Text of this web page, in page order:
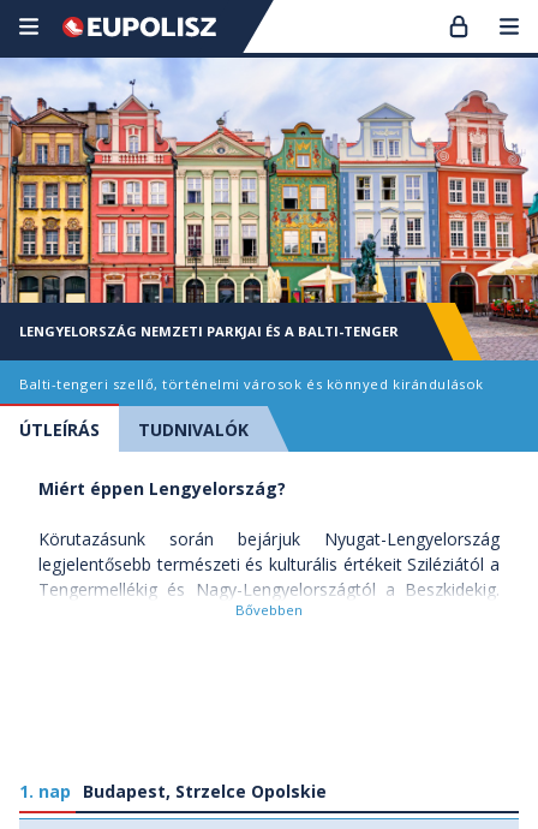
LENGYELORSZÁG NEMZETI PARKJAI ÉS A BALTI-TENGER
Balti-tengeri szellő, történelmi városok és könnyed kirándulások
ÚTLEÍRÁS TUDNIVALÓK
Miért éppen Lengyelország?
Körutazásunk során bejárjuk Nyugat-Lengyelország
legjelentősebb természeti és kulturális értékeit Sziléziától a
Tengermellékig és Nagy-Lengyelországtól a Beszkidekig.
Sétálunk ősi bükkösben, moréna tavak partján,
UNESCO Világörökség része. Felkeressük Toruń lenyűgöző
középkori városát (szintén UNESCO Világörökség) és az
1. nap Budapest, Strzelce Opolskie